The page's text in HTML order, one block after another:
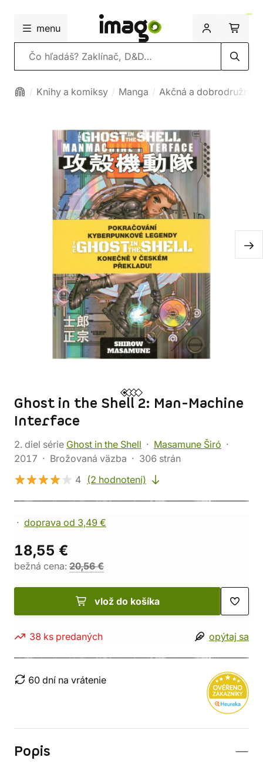
menu
Vyhľadávanie
Knihy a komiksy Manga Akčná a dobrodružná
Ghost in the Shell 2: Man-Machine
Interface
2. diel série Ghost in the Shell
Masamune Širó
2017
Brožovaná väzba
306 strán
4 (2 hodnotení)
doprava od 3,49 €
18,55 €
bežná cena: 20,56 €
vlož do košíka
38 ks predaných opýtaj sa
60 dní na vrátenie
Popis